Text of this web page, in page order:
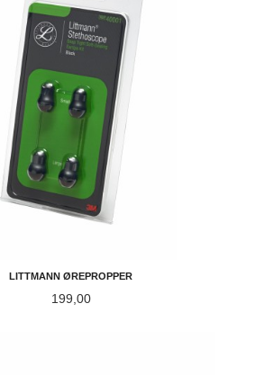
LITTMANN ØREPROPPER
Pris
199,00